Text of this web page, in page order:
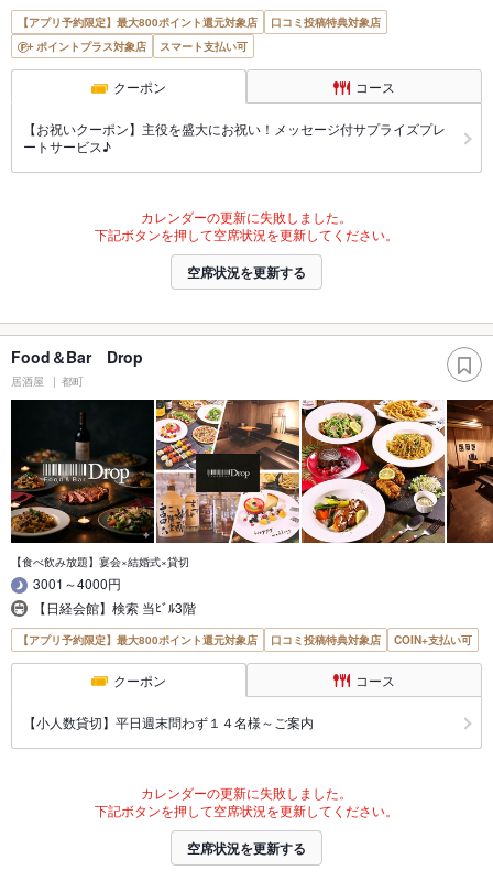
【アプリ予約限定】最大800ポイント還元対象店
口コミ投稿特典対象店
ポイントプラス対象店
スマート支払い可
クーポン コース
【お祝いクーポン】主役を盛大にお祝い！メッセージ付サプライズプレ
ートサービス♪
カレンダーの更新に失敗しました。
下記ボタンを押して空席状況を更新してください。
空席状況を更新する
Food＆Bar Drop
居酒屋 都町
【食べ飲み放題】宴会×結婚式×貸切
3001～4000円
【日経会館】検索 当ﾋﾞﾙ3階
【アプリ予約限定】最大800ポイント還元対象店 口コミ投稿特典対象店 COIN+支払い可
クーポン コース
【小人数貸切】平日週末問わず１４名様～ご案内
カレンダーの更新に失敗しました。
下記ボタンを押して空席状況を更新してください。
空席状況を更新する